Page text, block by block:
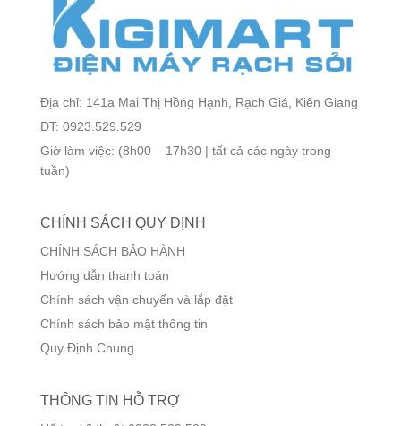
Địa chỉ: 141a Mai Thị Hồng Hạnh, Rạch Giá, Kiên Giang
ĐT: 0923.529.529
Giờ làm việc: (8h00 – 17h30 | tất cả các ngày trong
tuần)
CHÍNH SÁCH QUY ĐỊNH
CHÍNH SÁCH BẢO HÀNH
Hướng dẫn thanh toán
Chính sách vận chuyển và lắp đặt
Chính sách bảo mật thông tin
Quy Định Chung
THÔNG TIN HỖ TRỢ